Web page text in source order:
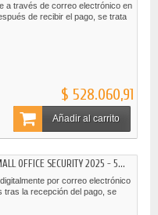
a través de correo electrónico en
de recibir el pago, se trata
$ 528.060,91
Añadir al carrito
OFFICE SECURITY 2025 - 5...
por correo electrónico
tras la recepción del pago, se